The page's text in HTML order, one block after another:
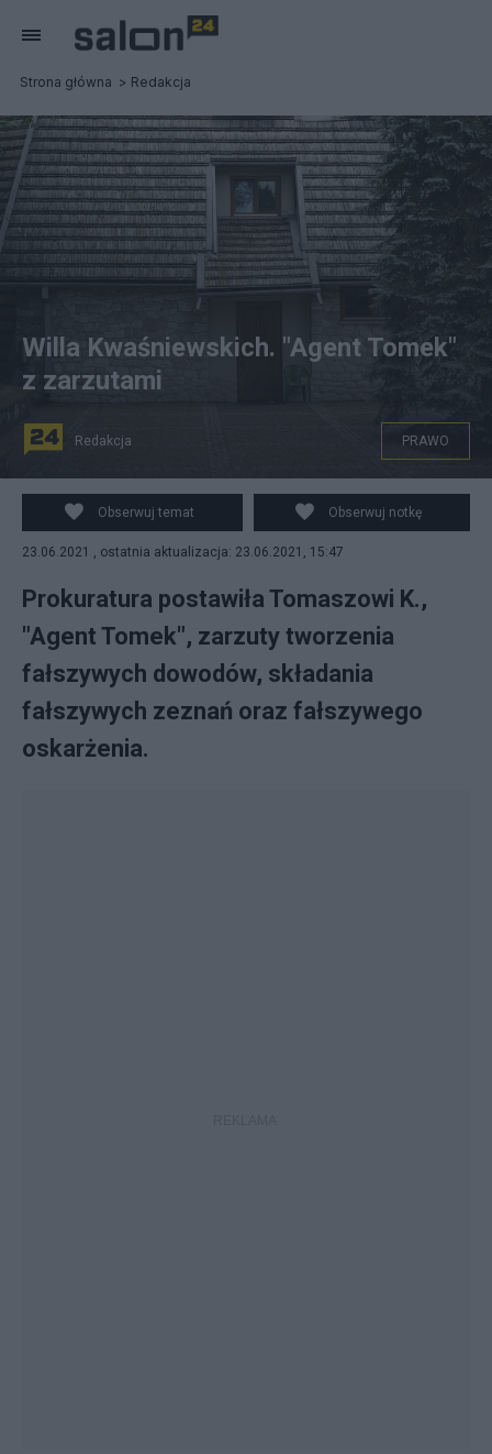
Strona główna Redakcja
Willa Kwaśniewskich w Kazimierzu Dolnym. Fot. PAP
Willa Kwaśniewskich. "Agent Tomek"
z zarzutami
Redakcja PRAWO
Obserwuj temat Obserwuj notkę
23.06.2021 , ostatnia aktualizacja: 23.06.2021, 15:47
Prokuratura postawiła Tomaszowi K.,
"Agent Tomek", zarzuty tworzenia
fałszywych dowodów, składania
fałszywych zeznań oraz fałszywego
oskarżenia.